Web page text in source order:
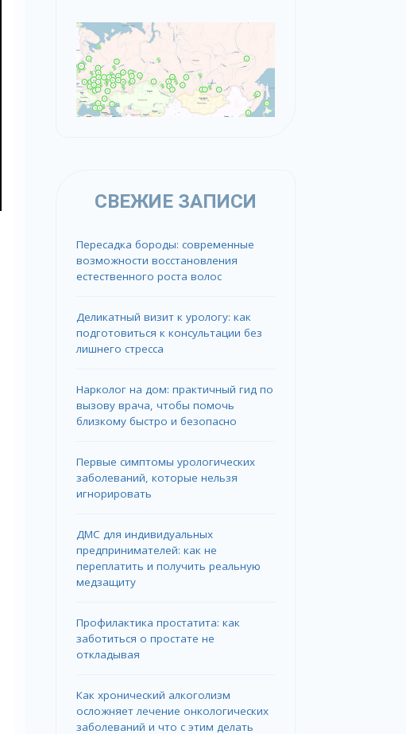
СВЕЖИЕ ЗАПИСИ
Пересадка бороды: современные
возможности восстановления
естественного роста волос
Деликатный визит к урологу: как
подготовиться к консультации без
лишнего стресса
Нарколог на дом: практичный гид по
вызову врача, чтобы помочь
близкому быстро и безопасно
Первые симптомы урологических
заболеваний, которые нельзя
игнорировать
ДМС для индивидуальных
предпринимателей: как не
переплатить и получить реальную
медзащиту
Профилактика простатита: как
заботиться о простате не
откладывая
Как хронический алкоголизм
осложняет лечение онкологических
заболеваний и что с этим делать